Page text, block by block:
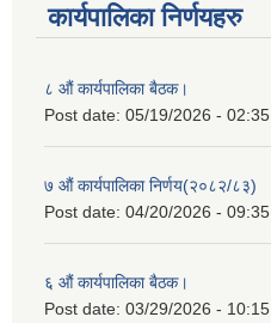
कार्यपालिका निर्णयहरु
८ औं कार्यपालिका बैठक।
Post date: 05/19/2026 - 02:35
७ औं कार्यपालिका निर्णय(२०८२/८३)
Post date: 04/20/2026 - 09:35
६ औं कार्यपालिका बैठक।
Post date: 03/29/2026 - 10:15